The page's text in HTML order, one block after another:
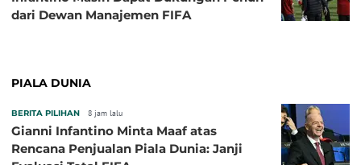
dari Dewan Manajemen FIFA
PIALA DUNIA
BERITA PILIHAN 8 jam lalu
Gianni Infantino Minta Maaf atas
Rencana Penjualan Piala Dunia: Janji